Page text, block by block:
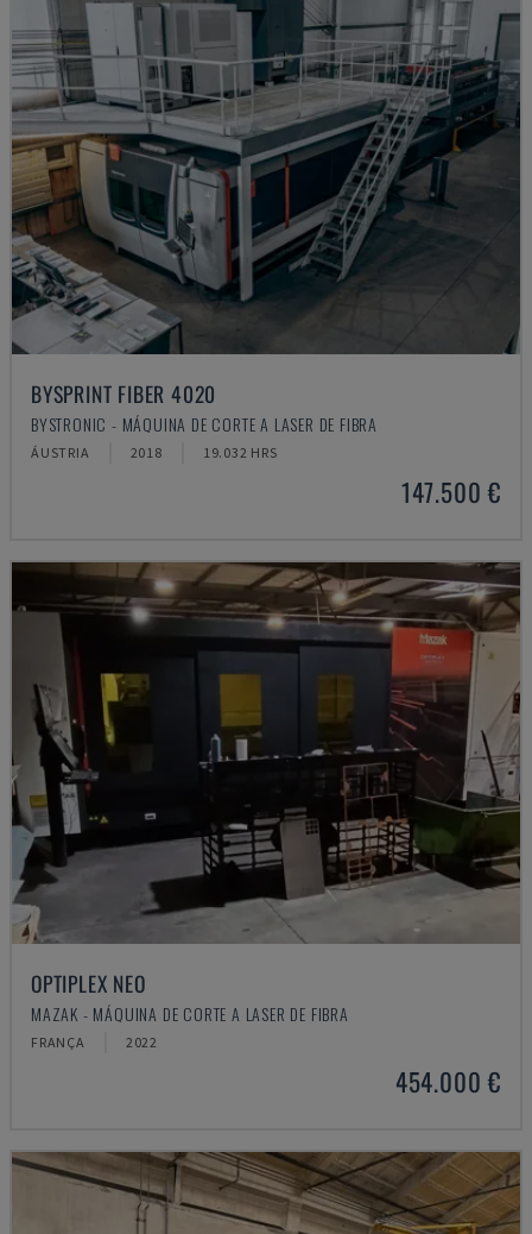
BYSPRINT FIBER 4020
BYSTRONIC - MÁQUINA DE CORTE A LASER DE FIBRA
ÁUSTRIA 2018 19.032 HRS
147.500 €
OPTIPLEX NEO
MAZAK - MÁQUINA DE CORTE A LASER DE FIBRA
FRANÇA 2022
454.000 €